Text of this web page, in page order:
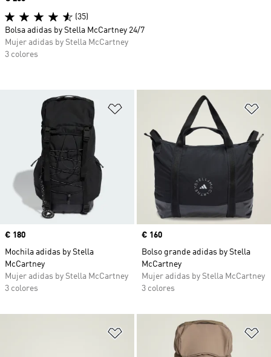
Añadir a la lista de deseos
Precio
€ 180
Mochila adidas by Stella
McCartney
Mujer adidas by Stella McCartney
3 colores
Precio
€ 160
Bolso grande adidas by Stella
McCartney
Mujer adidas by Stella McCartney
3 colores
Añadir a la lista de deseos
(35)
Bolsa adidas by Stella McCartney 24/7
Mujer adidas by Stella McCartney
3 colores